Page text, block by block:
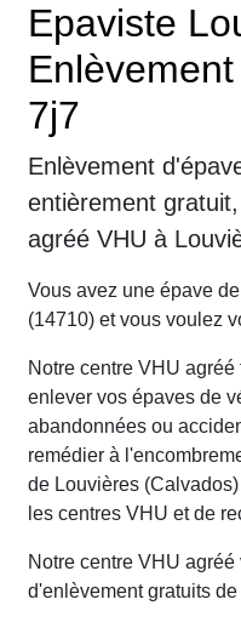
Epaviste
7j7
Enlèvement
entièrement
agréé VHU à
Vous avez une épave
(14710) et vous voulez
Notre centre VHU
enlever vos épaves de
abandonnées ou
remédier à
de Louvières
les centres VHU et de
Notre centre VHU
d'enlèvement gratuits